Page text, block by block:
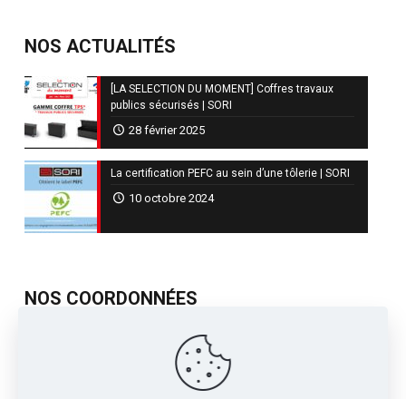
NOS ACTUALITÉS
[LA SELECTION DU MOMENT] Coffres travaux
publics sécurisés | SORI
28 février 2025
La certification PEFC au sein d’une tôlerie | SORI
10 octobre 2024
NOS COORDONNÉES
717, Avenue de St Quentin